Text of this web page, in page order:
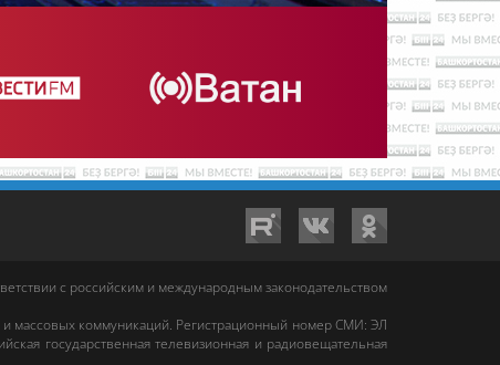
с российским и международным законодательством
массовых коммуникаций. Регистрационный номер СМИ: ЭЛ
государственная телевизионная и радиовещательная